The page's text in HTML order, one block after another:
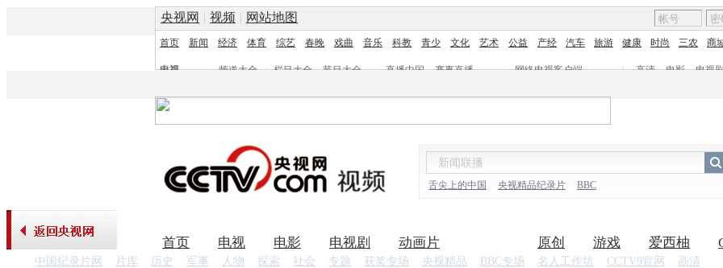
央视网 | 视频 | 网站地图
首页 新闻 经济 体育 综艺 春晚 戏曲 音乐 科教 青少 文化 艺术 公益 产经 汽车 旅游 健康 时尚 三农 商
电视 频道大全 栏目大全 节目大全 直播中国 赛事直播 网络电视客户端 | 高清 电影
电视
舌尖上的中国 央视精品纪录片 BBC
首页 电视 电影 电视剧 动画片
中国纪录片网 片库 历史 军事 人物 探索 社会 专题 获奖专场 央视精品 BBC专场 名人工作坊 CCTV9官网 高清
原创 游戏 爱西柚